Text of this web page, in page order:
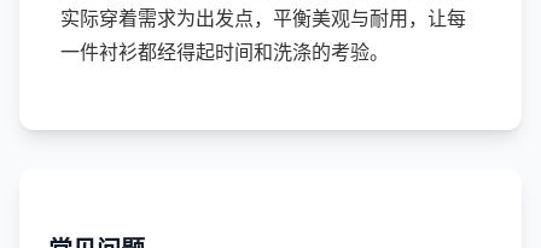
实际穿着需求为出发点，平衡美观与耐用，让每
一件衬衫都经得起时间和洗涤的考验。